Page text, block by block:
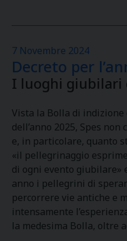
7 Novembre 2024
Decreto per
I luoghi giubilari
Vista la Bolla di
dell’anno 2025, Spes
e, in particolare, quanto
«il pellegrinaggio
di ogni evento giubilare»
anno i pellegrini di
percorrere vie antiche e
intensamente
la medesima Bolla, oltre